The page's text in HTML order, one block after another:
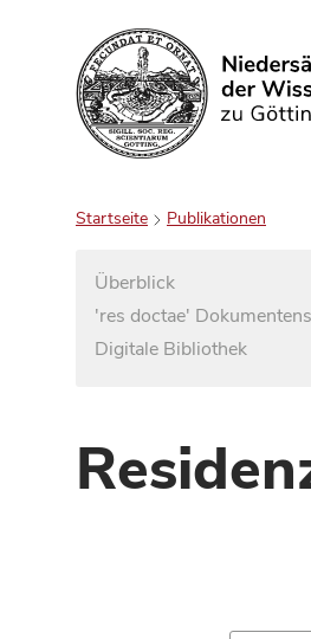
Suchen
Startseite Publikationen
Überblick
'res doctae'
Digitale Bibliothek